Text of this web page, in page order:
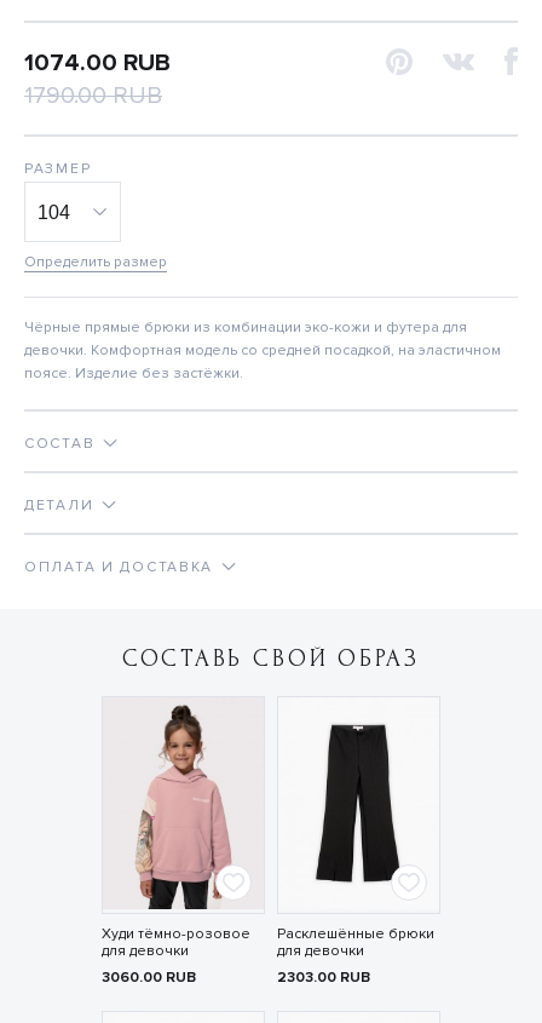
1074.00 RUB
1790.00 RUB
РАЗМЕР
Определить размер
Чёрные прямые брюки из комбинации эко-кожи и футера для
девочки. Комфортная модель со средней посадкой, на эластичном
поясе. Изделие без застёжки.
СОСТАВ
ДЕТАЛИ
ОПЛАТА И ДОСТАВКА
СОСТАВЬ СВОЙ ОБРАЗ
Худи тёмно-розовое
для девочки
3060.00 RUB
Расклешённые брюки
для девочки
2303.00 RUB